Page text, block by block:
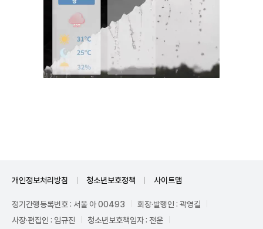
개인정보처리방침 청소년보호정책 사이트맵
정기간행등록번호 : 서울 아 00493
회장·발행인 : 곽영길
사장·편집인 : 임규진
청소년보호책임자 : 전운